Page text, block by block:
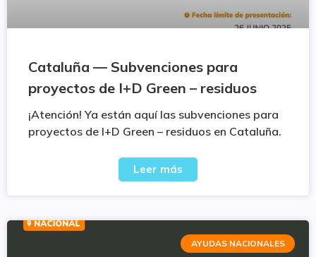
Cataluña — Subvenciones para
proyectos de I+D Green – residuos
¡Atención! Ya están aquí las subvenciones para
proyectos de I+D Green – residuos en Cataluña.
Leer más
AYUDAS NACIONALES